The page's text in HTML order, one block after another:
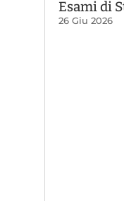
Esami di
26 Giu 2026